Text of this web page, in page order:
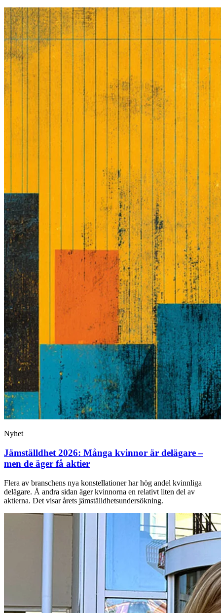
Nyhet
Jämställdhet 2026: Många kvinnor är delägare –
men de äger få aktier
Flera av branschens nya konstellationer har hög andel kvinnliga
delägare. Å andra sidan äger kvinnorna en relativt liten del av
aktierna. Det visar årets jämställdhetsundersökning.